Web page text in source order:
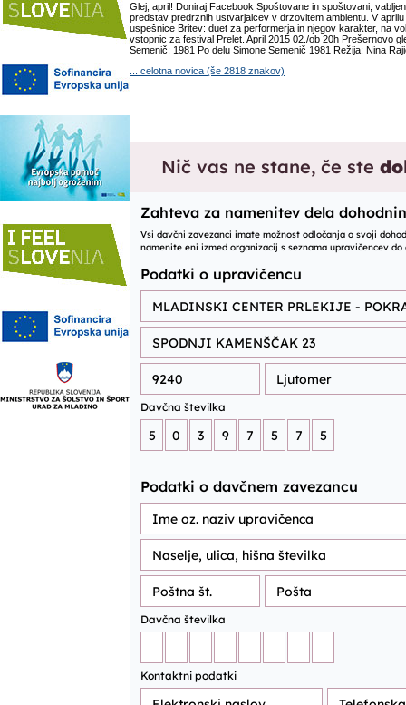
Glej, april! Doniraj Facebook Spoštovane in spoštovani,
predstav predrznih ustvarjalcev v drzovitem ambientu. V
uspešnice Britev: duet za performerja in njegov karakter, na
vstopnic za festival Prelet. April 2015 02./ob 20h Prešernovo
Semenič: 1981 Po delu Simone Semenič 1981 Režija: Nina
... celotna novica (še 2818 znakov)